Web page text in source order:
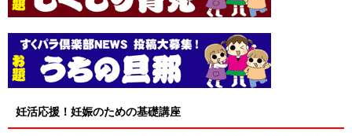
妊活応援！妊娠のための基礎講座